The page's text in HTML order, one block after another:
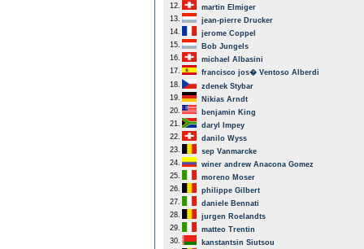
12.
martin Elmiger
13.
jean-pierre Drucker
14.
jerome Coppel
15.
Bob Jungels
16.
michael Albasini
17.
francisco jos� Ventoso Alberdi
18.
zdenek Stybar
19.
Nikias Arndt
20.
benjamin King
21.
daryl Impey
22.
danilo Wyss
23.
sep Vanmarcke
24.
winer andrew Anacona Gomez
25.
moreno Moser
26.
philippe Gilbert
27.
daniele Bennati
28.
jurgen Roelandts
29.
matteo Trentin
30.
kanstantsin Siutsou